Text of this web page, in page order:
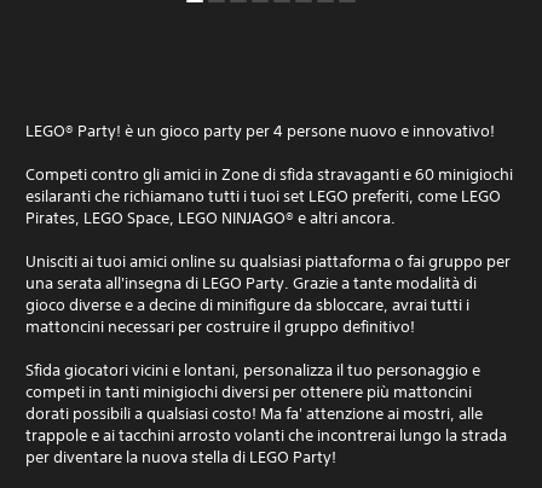
LEGO® Party! è un gioco party per 4 persone nuovo e innovativo!
Competi contro gli amici in Zone di sfida stravaganti e 60 minigiochi
esilaranti che richiamano tutti i tuoi set LEGO preferiti, come LEGO
Pirates, LEGO Space, LEGO NINJAGO® e altri ancora.
Unisciti ai tuoi amici online su qualsiasi piattaforma o fai gruppo per
una serata all'insegna di LEGO Party. Grazie a tante modalità di
gioco diverse e a decine di minifigure da sbloccare, avrai tutti i
mattoncini necessari per costruire il gruppo definitivo!
Sfida giocatori vicini e lontani, personalizza il tuo personaggio e
competi in tanti minigiochi diversi per ottenere più mattoncini
dorati possibili a qualsiasi costo! Ma fa' attenzione ai mostri, alle
trappole e ai tacchini arrosto volanti che incontrerai lungo la strada
per diventare la nuova stella di LEGO Party!